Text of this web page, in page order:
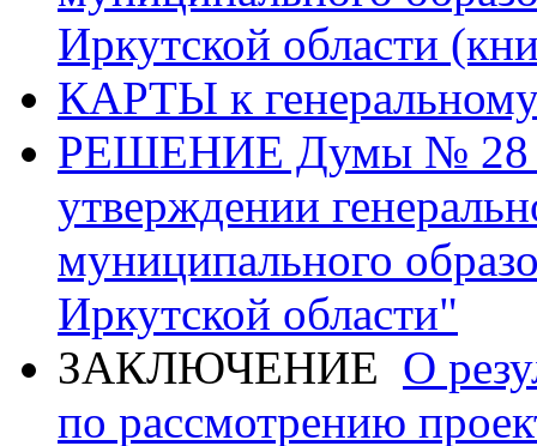
Иркутской области
КАРТЫ к
РЕШЕНИЕ Думы № 28
утверждении
муниципального
Иркутской области"
ЗАКЛЮЧЕНИЕ O
по рассмотрению